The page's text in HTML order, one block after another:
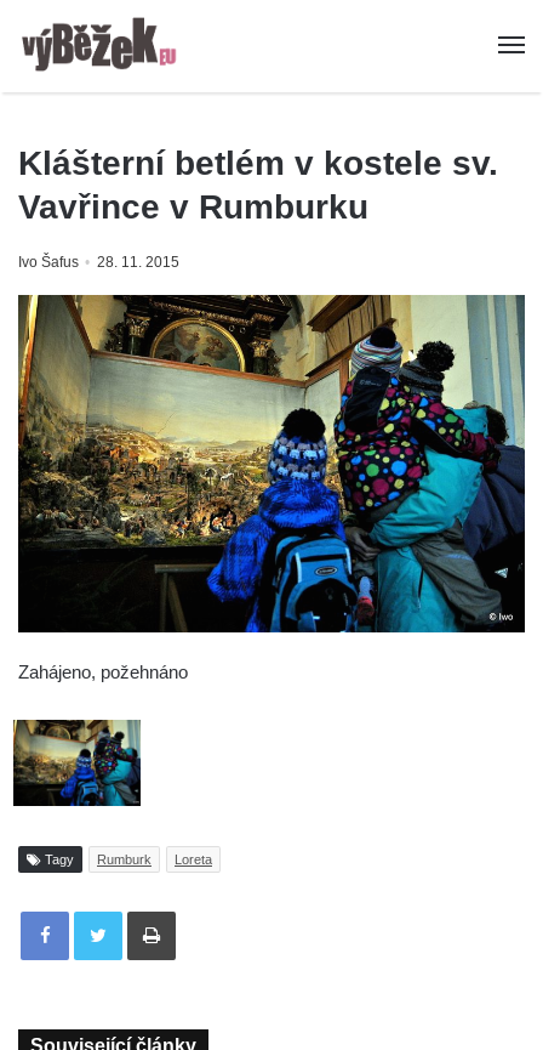
Klášterní betlém v kostele sv.
Vavřince v Rumburku
Ivo Šafus 28. 11. 2015
Zahájeno, požehnáno
Tagy Rumburk Loreta
Tisknout
Související články